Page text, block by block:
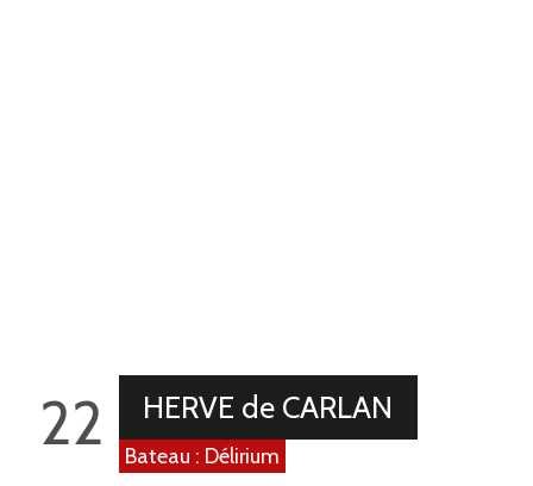
HERVE de CARLAN
Bateau : Délirium
22